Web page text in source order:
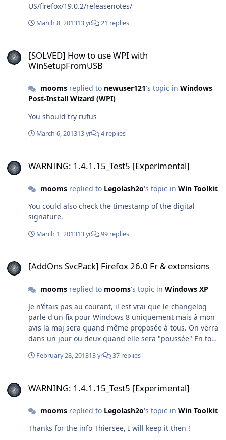
US/firefox/19.0.2/releasenotes/
March 8, 201313 yr 21 replies
[SOLVED] How to use WPI with
WinSetupFromUSB
moomsreplied to newuser121's topic in Windows
Post-Install Wizard (WPI)
You should try rufus
March 6, 201313 yr 4 replies
WARNING: 1.4.1.15_Test5 [Experimental]
moomsreplied to Legolash2o's topic in Win Toolkit
You could also check the timestamp of the digital
signature.
March 1, 201313 yr 99 replies
[AddOns SvcPack] Firefox 26.0 Fr & extensions
moomsreplied to mooms's topic in Windows XP
Je n'étais pas au courant, il est vrai que le changelog
parle d'un fix pour Windows 8 uniquement mais à mon
avis la maj sera quand même proposée à tous. On verra
dans un jour ou deux quand elle sera "poussée" En tout
February 28, 201313 yr 37 replies
WARNING: 1.4.1.15_Test5 [Experimental]
moomsreplied to Legolash2o's topic in Win Toolkit
Thanks for the info Thiersee, I will keep it then !